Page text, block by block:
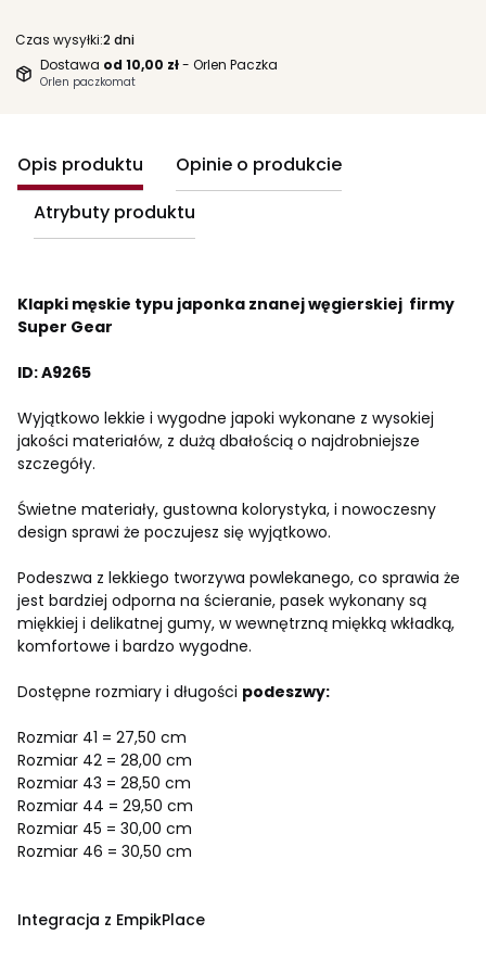
Czas wysyłki:2 dni
Dostawa od 10,00 zł- Orlen Paczka
Orlen paczkomat
Opis produktu
Opinie o produkcie
Atrybuty produktu
Klapki męskie typu japonka znanej węgierskiej firmy
Super Gear
ID: A9265
Wyjątkowo lekkie i wygodne japoki wykonane z wysokiej
jakości materiałów, z dużą dbałością o najdrobniejsze
szczegóły.
Świetne materiały, gustowna kolorystyka, i nowoczesny
design sprawi że poczujesz się wyjątkowo.
Podeszwa z lekkiego tworzywa powlekanego, co sprawia że
jest bardziej odporna na ścieranie, pasek wykonany są
miękkiej i delikatnej gumy, w wewnętrzną miękką wkładką,
komfortowe i bardzo wygodne.
Dostępne rozmiary i długości podeszwy:
Rozmiar 41 = 27,50 cm
Rozmiar 42 = 28,00 cm
Rozmiar 43 = 28,50 cm
Rozmiar 44 = 29,50 cm
Rozmiar 45 = 30,00 cm
Rozmiar 46 = 30,50 cm
Integracja z EmpikPlace